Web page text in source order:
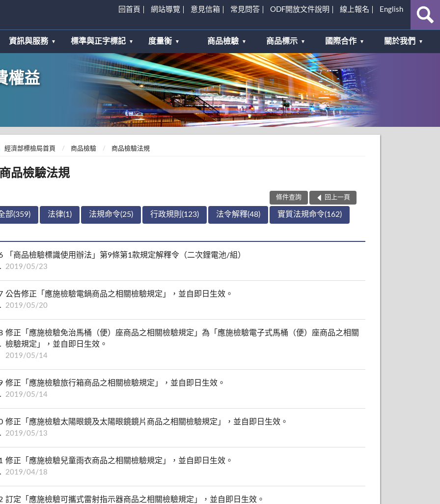
回首頁 網站導覽 意見信箱 常見問答 ODF開放文件說明 線上報名 English
資訊與服務 標準與正字標記 度量衡 商品檢驗 商品標示 國際合作 關於我們
權益
經濟部標檢局首頁 商品檢驗 商品檢驗法規
商品檢驗法規
條件查詢 回上一頁
部(359) 法律(1) 法規命令(25) 行政規則(123) 法令解釋(48) 實質法規命令(162)
「商品檢驗標識使用辦法」第9條第1款規定解釋令（二次鋰電池/組）
2019/05/23
公告修正「應施檢驗電鍋商品之相關檢驗規定」，並自即日生效。
2019/05/20
修正「應施檢驗免治馬桶（便）座商品之相關檢驗規定」為「應施檢驗電子式馬桶（便）座商品之相關
檢驗規定」，並自即日生效。
2019/05/14
修正「應施檢驗旅行箱商品之相關檢驗規定」，並自即日生效。
2019/05/14
修正「應施檢驗太陽眼鏡及太陽眼鏡鏡片商品之相關檢驗規定」，並自即日生效。
2019/05/13
修正「應施檢驗兒童雨衣商品之相關檢驗規定」，並自即日生效。
2019/04/18
訂定「應施檢驗可攜式雷射指示器商品之相關檢驗規定」，並自即日生效。